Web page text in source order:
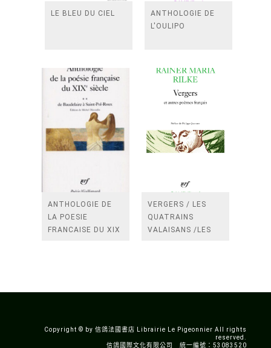
LE BLEU DU CIEL
ANTHOLOGIE DE
L'OULIPO
ANTHOLOGIE DE
LA POESIE
FRANCAISE DU XIX
VERGERS / LES
QUATRAINS
VALAISANS /LES
Copyright © by 信鴿法國書店 Librairie Le Pigeonnier All rights
reserved.
信鴿國際文化有限公司 統一編號：53083520